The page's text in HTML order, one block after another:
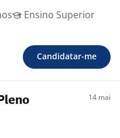
Ensino Superior
Candidatar-me
14 mai